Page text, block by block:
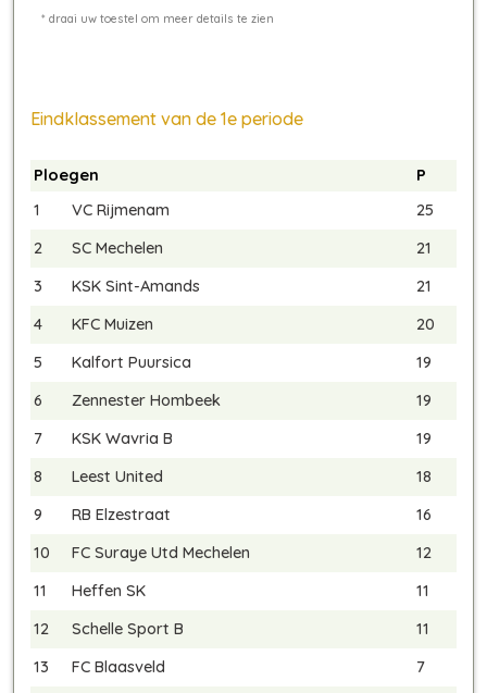
Eindklassement van de 1e periode
Ploegen
P
1
VC Rijmenam
25
2
SC Mechelen
21
3
KSK Sint-Amands
21
4
KFC Muizen
20
5
Kalfort Puursica
19
6
Zennester Hombeek
19
7
KSK Wavria B
19
8
Leest United
18
9
RB Elzestraat
16
10
FC Suraye Utd Mechelen
12
11
Heffen SK
11
12
Schelle Sport B
11
13
FC Blaasveld
7